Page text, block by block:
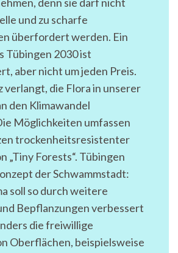
und zu scharfe
überfordert werden. Ein
Tübingen 2030 ist
aber nicht um jeden Preis.
verlangt, die Flora in unserer
den Klimawandel
Möglichkeiten umfassen
trockenheitsresistenter
„Tiny Forests“. Tübingen
der Schwammstadt:
soll so durch weitere
Bepflanzungen verbessert
die freiwillige
Oberflächen, beispielsweise